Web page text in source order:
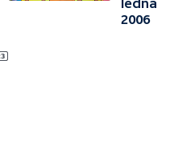
ledna
2006